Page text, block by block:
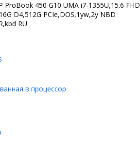
ProBook 450 G10 UMA i7-1355U,15.6 FHD
D4,512G PCIe,DOS,1yw,2y NBD
RU
в процессор